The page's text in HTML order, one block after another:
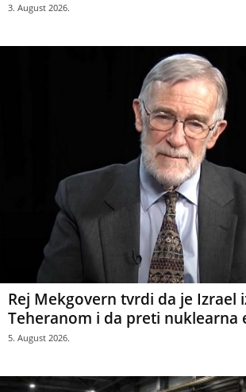
3. August 2026.
Rej Mekgovern tvrdi da je Izrael
Teheranom i da preti nuklearna
5. August 2026.